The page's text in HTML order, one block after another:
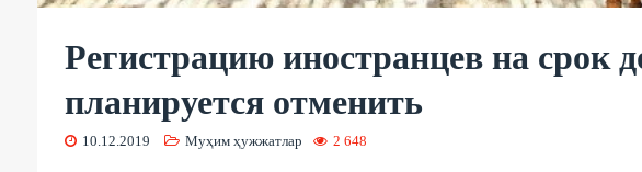
Регистрацию иностранцев на срок
планируется отменить
10.12.2019 Муҳим ҳужжатлар 2 648